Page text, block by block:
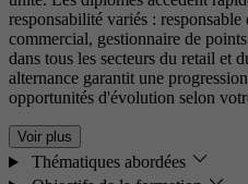
responsabilité variés :
commercial, gestionnaire de
dans tous les secteurs du retail et
alternance garantit une
opportunités d'évolution selon
Voir plus
Thématiques abordées